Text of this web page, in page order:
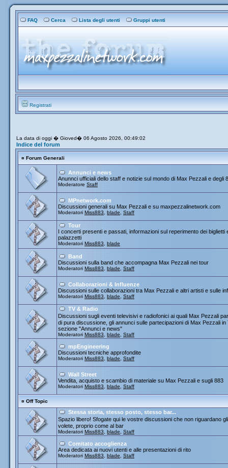
FAQ Cerca Lista degli utenti Gruppi utenti
Registrati
La data di oggi � Gioved� 06 Agosto 2026, 00:49:02
Indice del forum
¤ Forum Generali
Annunci e news
Anunnci ufficiali dello staff e notizie sul mondo di Max Pezzali e degli
Moderatore Staff
MPnetwork.com
Discussioni generali su Max Pezzali e su maxpezzalinetwork.com
Moderatori Miss883 blade Staff
Tour
I concerti presenti e passati, informazioni sul reperimento dei
palazzetti
Moderatori Miss883 blade
Band
Discussioni sulla band che accompagna Max Pezzali nei tour
Moderatori Miss883 blade Staff
Collaborazioni & Influenze
Discussioni sulle collaborazioni tra Max Pezzali e altri artisti e sulle
Moderatori Miss883 blade Staff
TV & Radio
Discussioni sugli eventi televisivi e radiofonici ai quali Max Pezzali
di pura discussione, gli annunci sulle partecipazioni di Max Pezzali
sezione "Annunci e news"
Moderatori Miss883 blade Staff
mpEngineering
Discussioni tecniche approfondite
Moderatori Miss883 blade Staff
Wall Street
Vendita, acquisto e scambio di materiale su Max Pezzali e sugli 883
Moderatori Miss883 blade Staff
¤ Off Topic
Stessa storia, stesso posto, stesso bar...
Spazio libero! Sfogate qui le vostre discussioni che non riguardano
volete, proprio come al bar
Moderatori Miss883 blade Staff
Comitato accoglienza
Area dedicata ai nuovi utenti e alle presentazioni di rito
Moderatori Miss883 blade Staff